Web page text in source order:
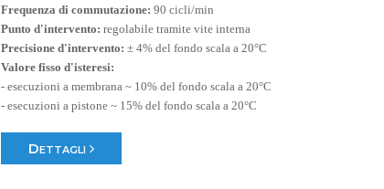
Frequenza di commutazione: 90 cicli/min
Punto d'intervento: regolabile tramite vite interna
Precisione d'intervento: ± 4% del fondo scala a 20°C
Valore fisso d'isteresi:
- esecuzioni a membrana ~ 10% del fondo scala a 20°C
- esecuzioni a pistone ~ 15% del fondo scala a 20°C
Dettagli